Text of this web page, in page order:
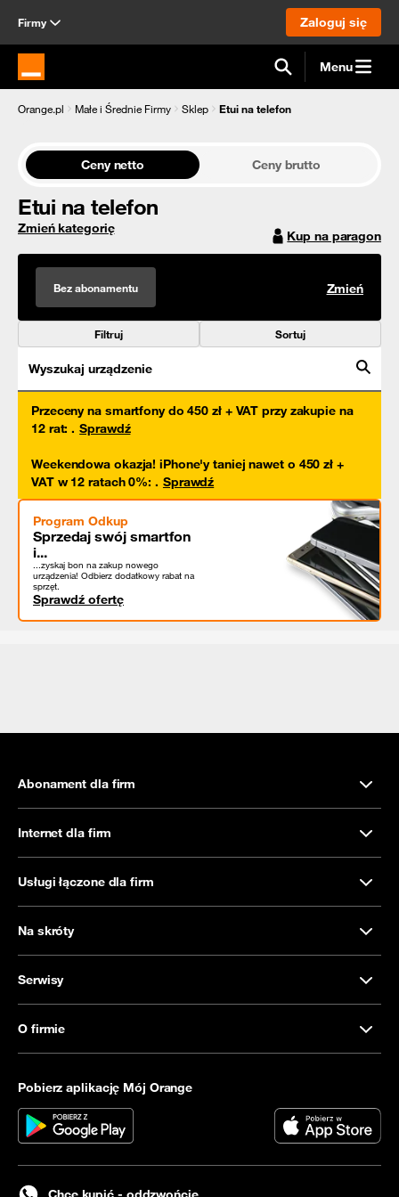
Firmy Zaloguj się
Strona główna Orange.pl Menu
Orange.pl Małe i Średnie Firmy Sklep Etui na telefon
Ceny netto Ceny brutto
Etui na telefon
Zmień kategorię Kup na paragon
Bez abonamentu Zmień
Filtruj Sortuj
Wyszukaj urządzenie
Przeceny na smartfony do 450 zł + VAT przy zakupie na
12 rat: . Sprawdź
Weekendowa okazja! iPhone'y taniej nawet o 450 zł +
VAT w 12 ratach 0%: . Sprawdź
Program Odkup
Sprzedaj swój smartfon
i...
...zyskaj bon na zakup nowego
urządzenia! Odbierz dodatkowy rabat na
sprzęt.
Sprawdź ofertę
Abonament dla firm
Internet dla firm
Usługi łączone dla firm
Na skróty
Serwisy
O firmie
Pobierz aplikację Mój Orange